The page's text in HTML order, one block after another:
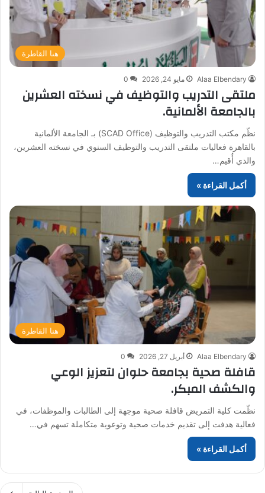
هنا القاطرة
Alaa Elbendary مايو 24, 2026 0
ملتقى التدريب والتوظيف في نسخته العشرين
بالجامعة الألمانية.
نظّم مكتب التدريب والتوظيف (SCAD Office) بـ الجامعة الألمانية
بالقاهرة فعاليات ملتقى التدريب والتوظيف السنوي في نسخته العشرين،
والذي أُقيم…
أكمل القراءة »
هنا القاطرة
Alaa Elbendary أبريل 27, 2026 0
قافلة صحية بجامعة حلوان لتعزيز الوعي
والكشف المبكر.
نظّمت كلية التمريض قافلة صحية موجهة إلى الطالبات والموظفات، في
فعالية هدفت إلى تقديم خدمات صحية وتوعوية متكاملة تسهم في…
أكمل القراءة »